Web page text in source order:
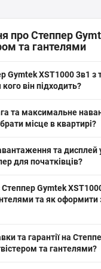
про Степпер
та гантелями
Gymtek XST1000 3в1 з
він підходить?
з поворотною
ноги, сідниці,
до 100 кг.
та максимальне
місце в квартирі?
міністеппер зі
простір для повороту
та дисплей
для початківців?
ходом педалей;
калорії, кроки і
і простому
Gymtek
та як
та гантелями
та гарантії на
та гантелями?